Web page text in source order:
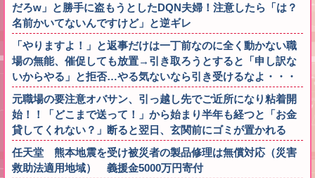
だろw」と勝手に盗もうとしたDQN夫婦！注意したら「は？
名前かいてないんですけど」と逆ギレ
「やりますよ！」と返事だけは一丁前なのに全く動かない職
場の無能、催促しても放置→引き取ろうとすると「申し訳な
いからやる」と拒否…やる気ないなら引き受けるなよ・・・
元職場の要注意オバサン、引っ越し先でご近所になり粘着開
始！！「どこまで送って！」から始まり半年も経つと「お金
貸してくれない？」断ると翌日、玄関前にゴミが置かれる
任天堂 熊本地震を受け被災者の製品修理は無償対応（災害
救助法適用地域） 義援金5000万円寄付